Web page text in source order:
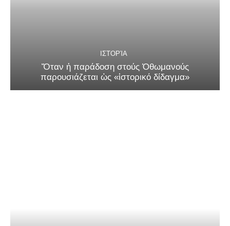
ΙΣΤΟΡΊΑ
Ὅταν ἡ παράδοση στούς Ὀθωμανούς
παρουσιάζεται ὡς «ἱστορικό δίδαγμα»